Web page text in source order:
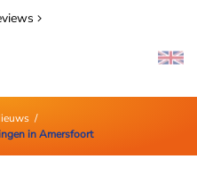
/
in Amersfoort